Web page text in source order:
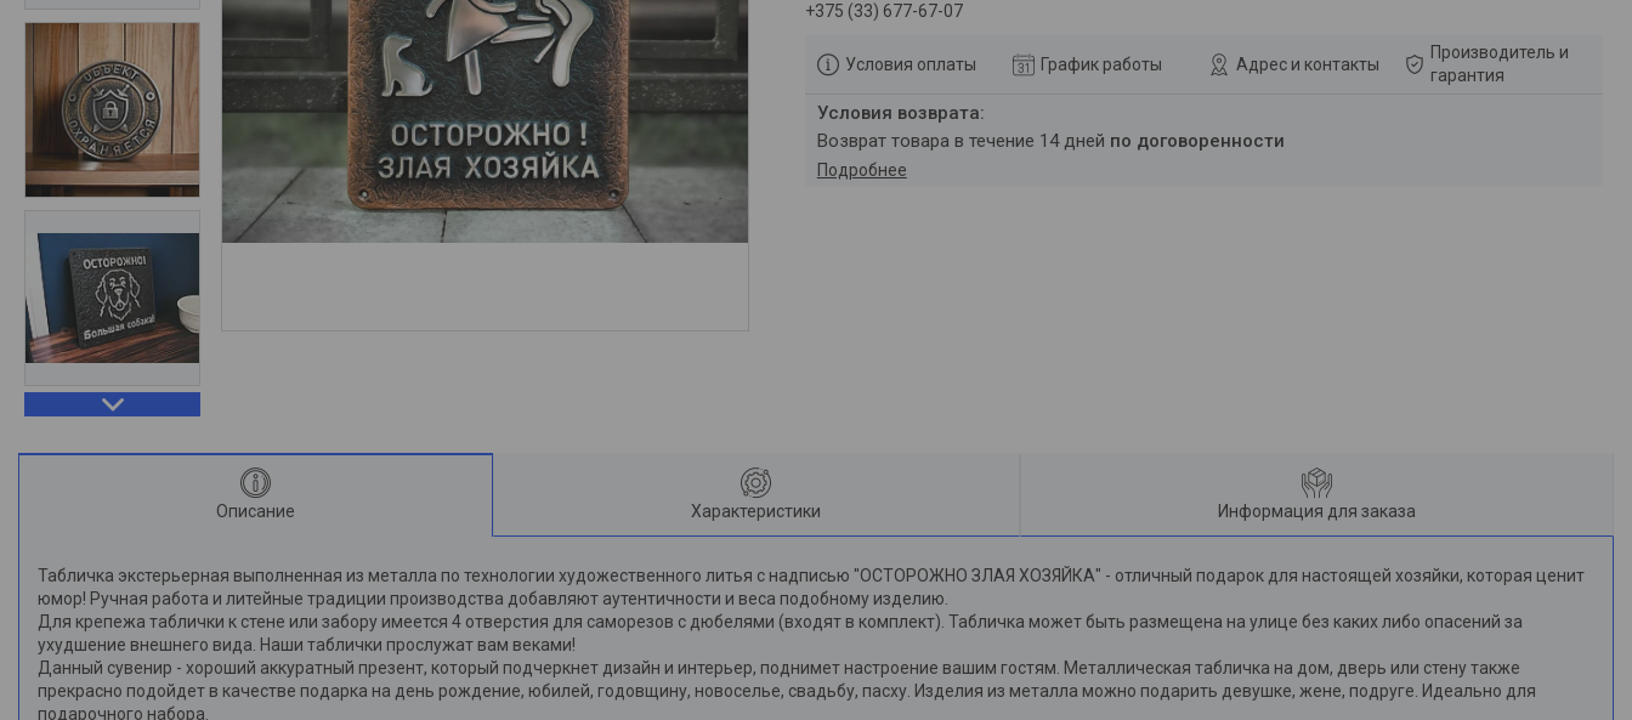
+375 (33) 677-67-07
Условия оплаты График работы Адрес и контакты
Производитель и
гарантия
возврат товара в течение 14 дней по договоренности
Подробнее
Описание Характеристики Информация для заказа
Табличка экстерьерная выполненная из металла по технологии художественного литья с надписью "ОСТОРОЖНО ЗЛАЯ ХОЗЯЙКА" - отличный подарок для настоящей хозяйки, которая ценит
юмор! Ручная работа и литейные традиции производства добавляют аутентичности и веса подобному изделию.
Для крепежа таблички к стене или забору имеется 4 отверстия для саморезов с дюбелями (входят в комплект). Табличка может быть размещена на улице без каких либо опасений за
ухудшение внешнего вида. Наши таблички прослужат вам веками!
Данный сувенир - хороший аккуратный презент, который подчеркнет дизайн и интерьер, поднимет настроение вашим гостям. Металлическая табличка на дом, дверь или стену также
прекрасно подойдет в качестве подарка на день рождение, юбилей, годовщину, новоселье, свадьбу, пасху. Изделия из металла можно подарить девушке, жене, подруге. Идеально для
подарочного набора.